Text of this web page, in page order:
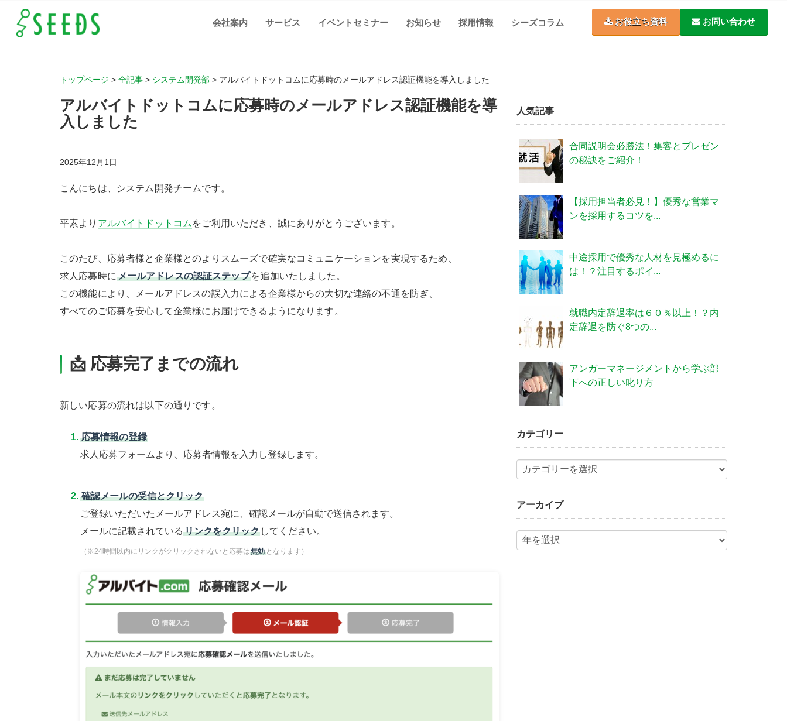
会社案内 サービス イベントセミナー お知らせ 採用情報 シーズコラム お役立ち資料 お問い合わせ
トップページ > 全記事 > システム開発部 > アルバイトドットコムに応募時のメールアドレス認証機能を導入しました
アルバイトドットコムに応募時のメールアドレス認証機能を導
入しました
2025年12月1日
こんにちは、システム開発チームです。
平素より アルバイトドットコム をご利用いただき、誠にありがとうございます。
このたび、応募者様と企業様とのよりスムーズで確実なコミュニケーションを実現するため、
求人応募時に メールアドレスの認証ステップを追加いたしました。
この機能により、メールアドレスの誤入力による企業様からの大切な連絡の不通を防ぎ、
すべてのご応募を安心して企業様にお届けできるようになります。
📩 応募完了までの流れ
新しい応募の流れは以下の通りです。
応募情報の登録
求人応募フォームより、応募者情報を入力し登録します。
確認メールの受信とクリック
ご登録いただいたメールアドレス宛に、確認メールが自動で送信されます。
メールに記載されているリンクをクリック してください。
（※24時間以内にリンクがクリックされないと応募は無効となります）
人気記事
合同説明会必勝法！集客とプレゼン
の秘訣をご紹介！
【採用担当者必見！】優秀な営業マ
ンを採用するコツを...
中途採用で優秀な人材を見極めるに
は！？注目するポイ...
就職内定辞退率は６０％以上！？内
定辞退を防ぐ8つの...
アンガーマネージメントから学ぶ部
下への正しい叱り方
カテゴリー
アーカイブ